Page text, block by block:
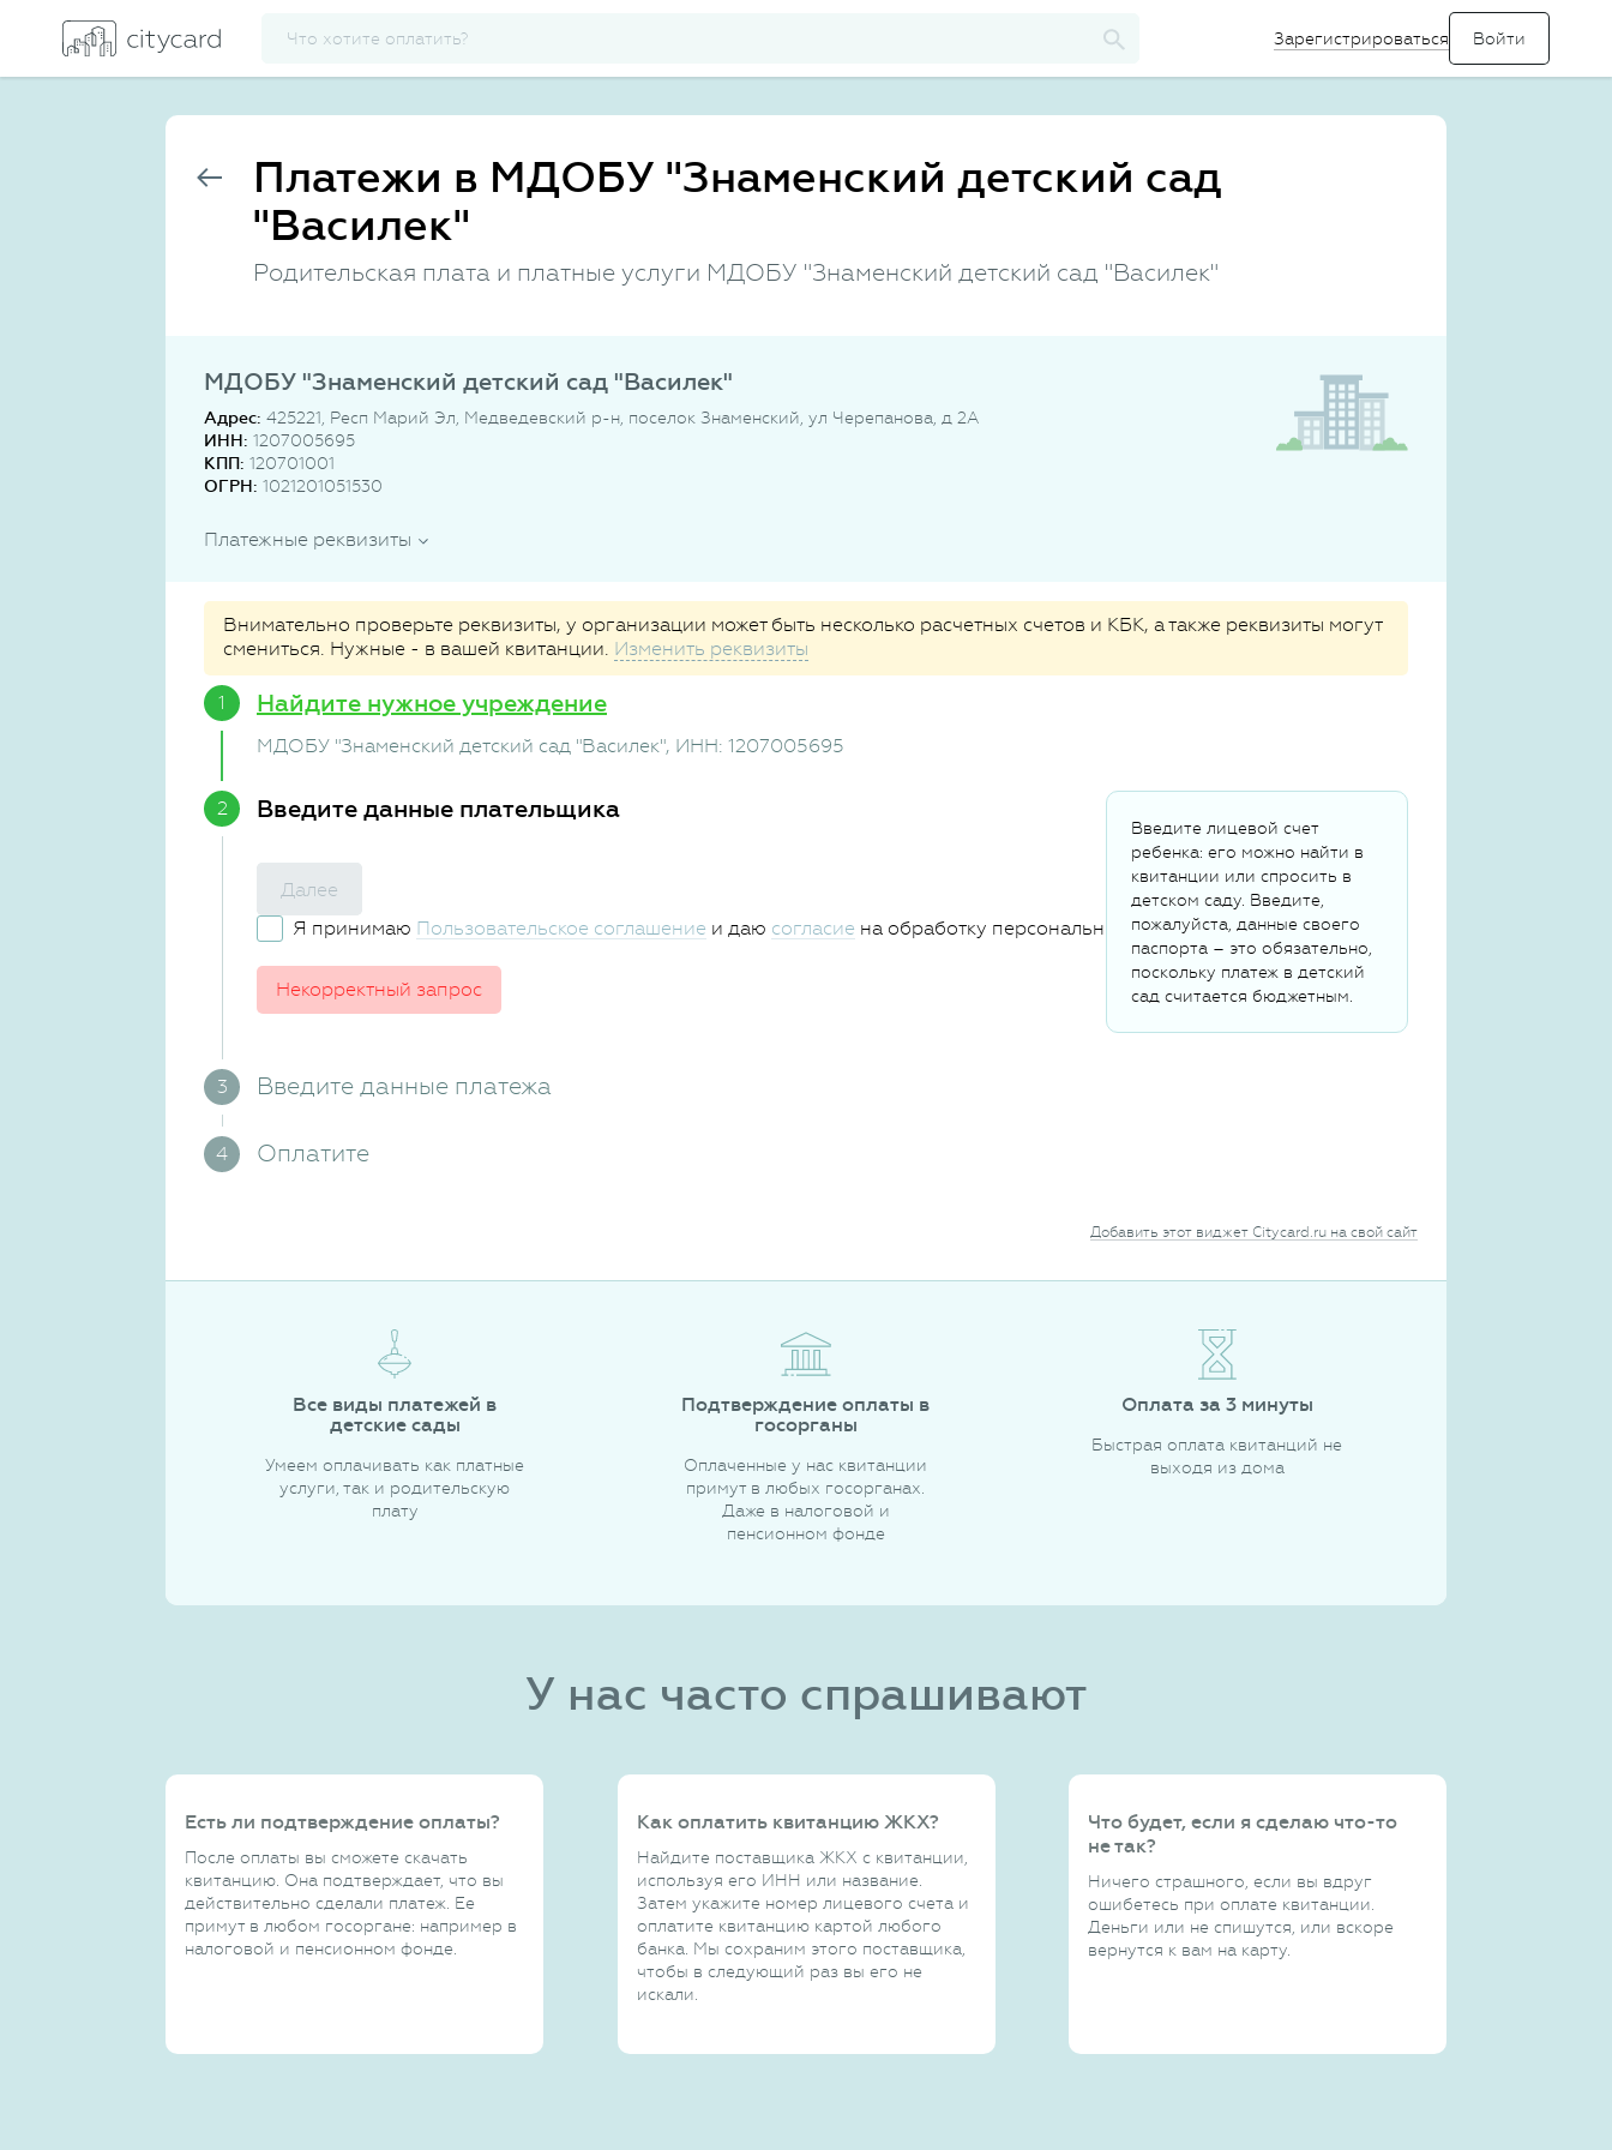
Зарегистрироваться
Платежи в МДОБУ "Знаменский детский сад
"Василек"
Родительская плата и платные услуги МДОБУ "Знаменский детский сад "Василек"
МДОБУ "Знаменский детский сад "Василек"
Адрес: 425221, Респ Марий Эл, Медведевский р-н, поселок Знаменский, ул Черепанова, д 2А
ИНН: 1207005695
КПП: 120701001
ОГРН: 1021201051530
Платежные реквизиты
Внимательно проверьте реквизиты, у организации может быть несколько расчетных счетов и КБК, а также реквизиты могут
смениться. Нужные - в вашей квитанции. Изменить реквизиты
Найдите нужное учреждение
МДОБУ "Знаменский детский сад "Василек", ИНН: 1207005695
Введите данные плательщика
Введите лицевой счет
ребенка: его можно найти в
квитанции или спросить в
детском саду. Введите,
пожалуйста, данные своего
паспорта – это обязательно,
поскольку платеж в детский
сад считается бюджетным.
Далее
Я принимаю Пользовательское соглашение и даю согласие на обработку персональных данных
Некорректный запрос
Введите данные платежа
Оплатите
Добавить этот виджет Citycard.ru на свой сайт
Все виды платежей в
детские сады
Умеем оплачивать как платные
услуги, так и родительскую
плату
Подтверждение оплаты в
госорганы
Оплаченные у нас квитанции
примут в любых госорганах.
Даже в налоговой и
пенсионном фонде
Оплата за 3 минуты
Быстрая оплата квитанций не
выходя из дома
У нас часто спрашивают
Есть ли подтверждение оплаты?
После оплаты вы сможете скачать
квитанцию. Она подтверждает, что вы
действительно сделали платеж. Ее
примут в любом госоргане: например в
налоговой и пенсионном фонде.
Как оплатить квитанцию ЖКХ?
Найдите поставщика ЖКХ с квитанции,
используя его ИНН или название.
Затем укажите номер лицевого счета и
оплатите квитанцию картой любого
банка. Мы сохраним этого поставщика,
чтобы в следующий раз вы его не
искали.
Что будет, если я сделаю что-то
не так?
Ничего страшного, если вы вдруг
ошибетесь при оплате квитанции.
Деньги или не спишутся, или вскоре
вернутся к вам на карту.